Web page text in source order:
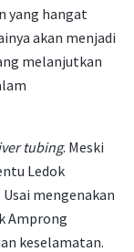
yang hangat
akan menjadi
melanjutkan
tubing. Meski
Ledok
mengenakan
Amprong
keselamatan.